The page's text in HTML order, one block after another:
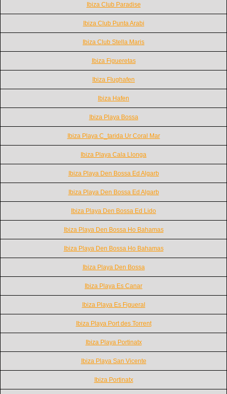
Ibiza Club Paradise
Ibiza Club Punta Arabi
Ibiza Club Stella Maris
Ibiza Figueretas
Ibiza Flughafen
Ibiza Hafen
Ibiza Playa Bossa
Ibiza Playa C_tarida Ur Coral Mar
Ibiza Playa Cala Llonga
Ibiza Playa Den Bossa Ed Algarb
Ibiza Playa Den Bossa Ed Algarb
Ibiza Playa Den Bossa Ed Lido
Ibiza Playa Den Bossa Ho Bahamas
Ibiza Playa Den Bossa Ho Bahamas
Ibiza Playa Den Bossa
Ibiza Playa Es Canar
Ibiza Playa Es Figueral
Ibiza Playa Port des Torrent
Ibiza Playa Portinatx
Ibiza Playa San Vicente
Ibiza Portinatx